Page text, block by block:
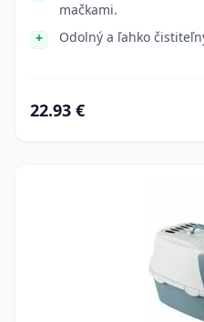
mačkami.
Odolný a ľahko
22.93 €